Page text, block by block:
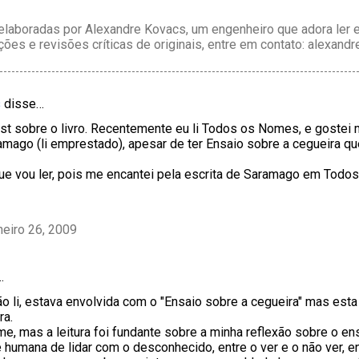
por Alexandre Kovacs, um engenheiro que adora ler
e revisões críticas de originais, entre em contato:
disse…
sobre o livro. Recentemente eu li Todos os Nomes, e gostei
(li emprestado), apesar de ter Ensaio sobre a cegueira
vou ler, pois me encantei pela escrita de Saramago em
26, 2009
li, estava envolvida com o "Ensaio sobre a cegueira" mas
mas a leitura foi fundante sobre a minha reflexão sobre o
humana de lidar com o desconhecido, entre o ver e o não ver,